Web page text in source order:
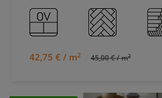
42,75 € / m2 45,00 € / m2